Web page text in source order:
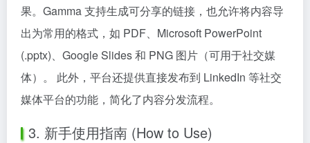
果。Gamma 支持生成可分享的链接，也允许将内容导
出为常用的格式，如 PDF、Microsoft PowerPoint
(.pptx)、Google Slides 和 PNG 图片（可用于社交媒
体）。 此外，平台还提供直接发布到 LinkedIn 等社交
媒体平台的功能，简化了内容分发流程。
3. 新手使用指南 (How to Use)